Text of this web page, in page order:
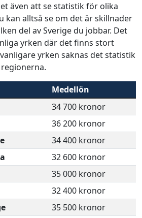
även att se statistik för olika
kan alltså se om det är skillnader
del av Sverige du jobbar. Det
yrken där det finns stort
yrken saknas det statistik
Medellön
34 700 kronor
36 200 kronor
34 400 kronor
32 600 kronor
35 000 kronor
32 400 kronor
35 500 kronor